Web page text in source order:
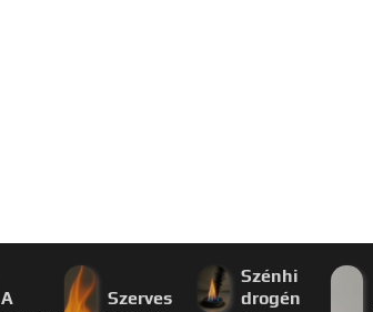
A
Szerves
Szénhi
drogén